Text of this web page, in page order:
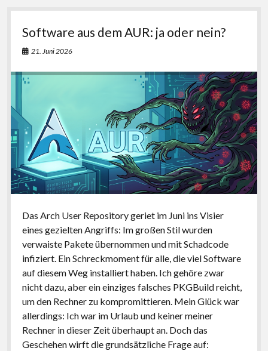
CPU
Grafikkarte
Blick
Software aus dem AUR: ja oder nein?
21. Juni 2026
Das Arch User Repository geriet im Juni ins Visier
eines gezielten Angriffs: Im großen Stil wurden
verwaiste Pakete übernommen und mit Schadcode
infiziert. Ein Schreckmoment für alle, die viel Software
auf diesem Weg installiert haben. Ich gehöre zwar
nicht dazu, aber ein einziges falsches PKGBuild reicht,
um den Rechner zu kompromittieren. Mein Glück war
allerdings: Ich war im Urlaub und keiner meiner
Rechner in dieser Zeit überhaupt an. Doch das
Geschehen wirft die grundsätzliche Frage auf: